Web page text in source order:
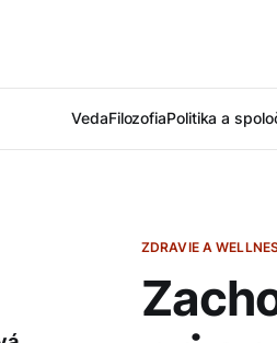
VedaFilozofiaPolitika a
ZDRAVIE A